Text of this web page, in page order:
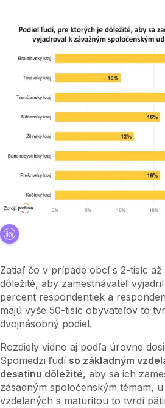
Zatiaľ čo v prípade obcí s 2-tisíc
dôležité, aby zamestnávateľ
percent respondentiek a
majú vyše 50-tisíc obyvateľov to
dvojnásobný podiel.
Rozdiely vidno aj podľa úrovne
Spomedzi ľudí so základným
desatinu dôležité, aby sa ich
zásadným spoločenským témam,
vzdelaných s maturitou to tvrdí